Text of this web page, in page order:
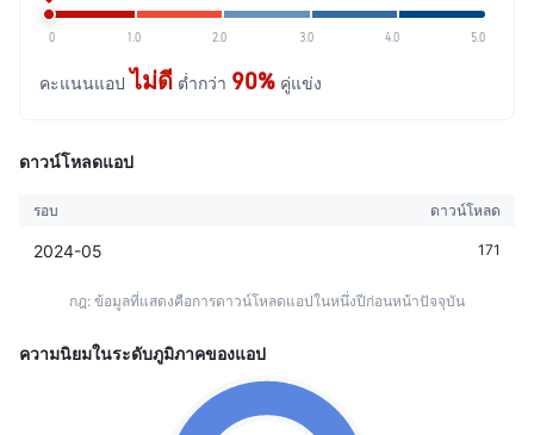
0 1.0 2.0 3.0 4.0 5.0
คะแนนแอป ไม่ดี ต่ำกว่า 90% คู่แข่ง
ดาวน์โหลดแอป
รอบ ดาวน์โหลด
2024-05 171
กฎ: ข้อมูลที่แสดงคือการดาวน์โหลดแอปในหนึ่งปีก่อนหน้าปัจจุบัน
ความนิยมในระดับภูมิภาคของแอป